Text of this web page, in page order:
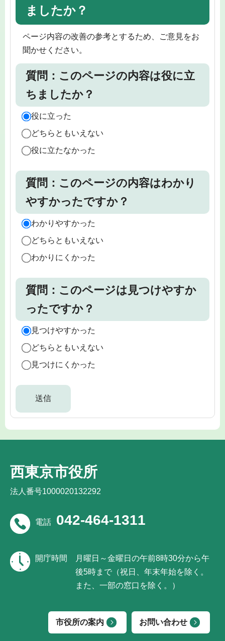
ましたか？
ページ内容の改善の参考とするため、ご意見をお
聞かせください。
質問：このページの内容は役に立
ちましたか？
役に立った
どちらともいえない
役に立たなかった
質問：このページの内容はわかり
やすかったですか？
わかりやすかった
どちらともいえない
わかりにくかった
質問：このページは見つけやすか
ったですか？
見つけやすかった
どちらともいえない
見つけにくかった
西東京市役所
法人番号1000020132292
電話 042-464-1311
開庁時間
月曜日～金曜日の午前8時30分から午
後5時まで（祝日、年末年始を除く。
また、一部の窓口を除く。）
市役所の案内 お問い合わせ